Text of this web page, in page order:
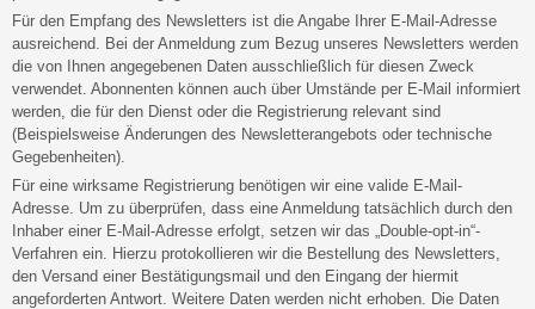
Für den Empfang des Newsletters ist die Angabe Ihrer E-Mail-Adresse
ausreichend. Bei der Anmeldung zum Bezug unseres Newsletters werden
die von Ihnen angegebenen Daten ausschließlich für diesen Zweck
verwendet. Abonnenten können auch über Umstände per E-Mail informiert
werden, die für den Dienst oder die Registrierung relevant sind
(Beispielsweise Änderungen des Newsletterangebots oder technische
Gegebenheiten).
Für eine wirksame Registrierung benötigen wir eine valide E-Mail-
Adresse. Um zu überprüfen, dass eine Anmeldung tatsächlich durch den
Inhaber einer E-Mail-Adresse erfolgt, setzen wir das „Double-opt-in“-
Verfahren ein. Hierzu protokollieren wir die Bestellung des Newsletters,
den Versand einer Bestätigungsmail und den Eingang der hiermit
angeforderten Antwort. Weitere Daten werden nicht erhoben. Die Daten